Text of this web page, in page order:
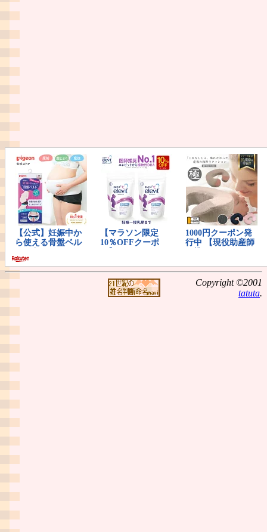
Copyright ©2001
tatuta.